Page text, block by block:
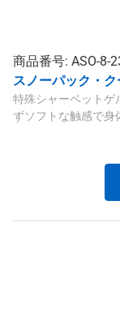
商品番号: ASO-8-
スノーパック・
特殊シャーベットゲ
ずソフトな触感で身